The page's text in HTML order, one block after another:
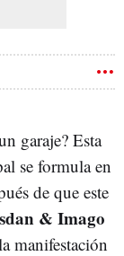
garaje? Esta
se formula en
de que este
& Imago
manifestación